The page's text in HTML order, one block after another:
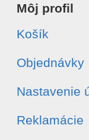
Môj profil
Košík
Objednávky
Nastavenie
Reklamácie